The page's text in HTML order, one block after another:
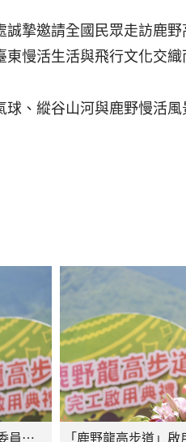
摯邀請全國民眾走訪鹿
慢活生活與飛行文化交織
球、縱谷山河與鹿野慢活
「鹿野龍高步道」啟用典禮_立法委員陳瑩致詞